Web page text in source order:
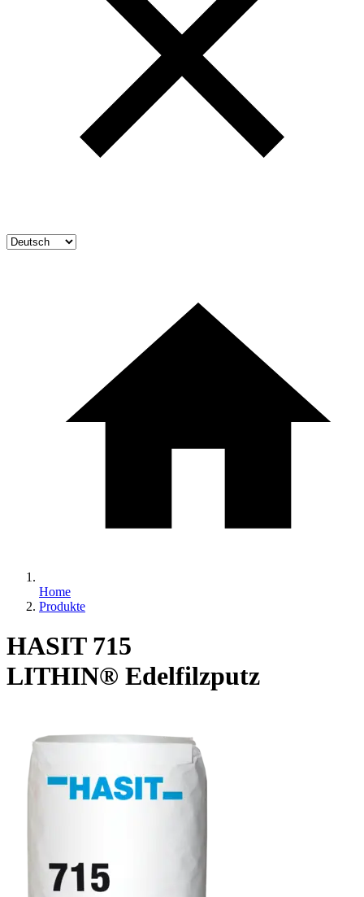
Home
Produkte
HASIT 715
LITHIN® Edelfilzputz